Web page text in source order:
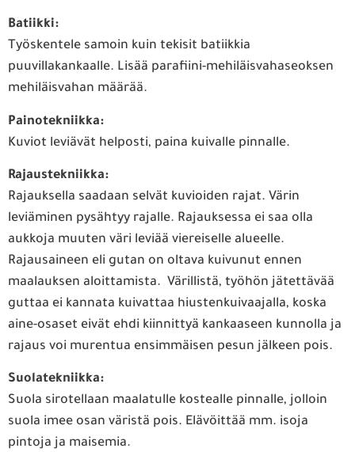
Batiikki:
Työskentele samoin kuin tekisit batiikkia
puuvillakankaalle. Lisää parafiini-mehiläisvahaseoksen
mehiläisvahan määrää.
Painotekniikka:
Kuviot leviävät helposti, paina kuivalle pinnalle.
Rajaustekniikka:
Rajauksella saadaan selvät kuvioiden rajat. Värin
leviäminen pysähtyy rajalle. Rajauksessa ei saa olla
aukkoja muuten väri leviää viereiselle alueelle.
Rajausaineen eli gutan on oltava kuivunut ennen
maalauksen aloittamista. Värillistä, työhön jätettävää
guttaa ei kannata kuivattaa hiustenkuivaajalla, koska
aine-osaset eivät ehdi kiinnittyä kankaaseen kunnolla ja
rajaus voi murentua ensimmäisen pesun jälkeen pois.
Suolatekniikka:
Suola sirotellaan maalatulle kostealle pinnalle, jolloin
suola imee osan väristä pois. Elävöittää mm. isoja
pintoja ja maisemia.